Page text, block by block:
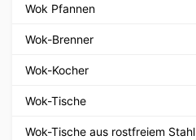
Wok Pfannen
Wok-Brenner
Wok-Kocher
Wok-Tische
Wok-Tische aus rostfreiem Stahl